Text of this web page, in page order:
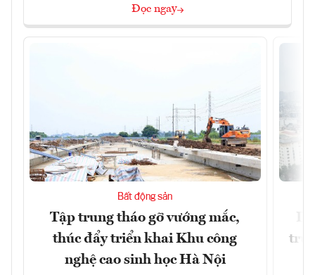
Đọc ngay
Bất động sản
Tập trung tháo gỡ vướng mắc,
thúc đẩy triển khai Khu công
nghệ cao sinh học Hà Nội